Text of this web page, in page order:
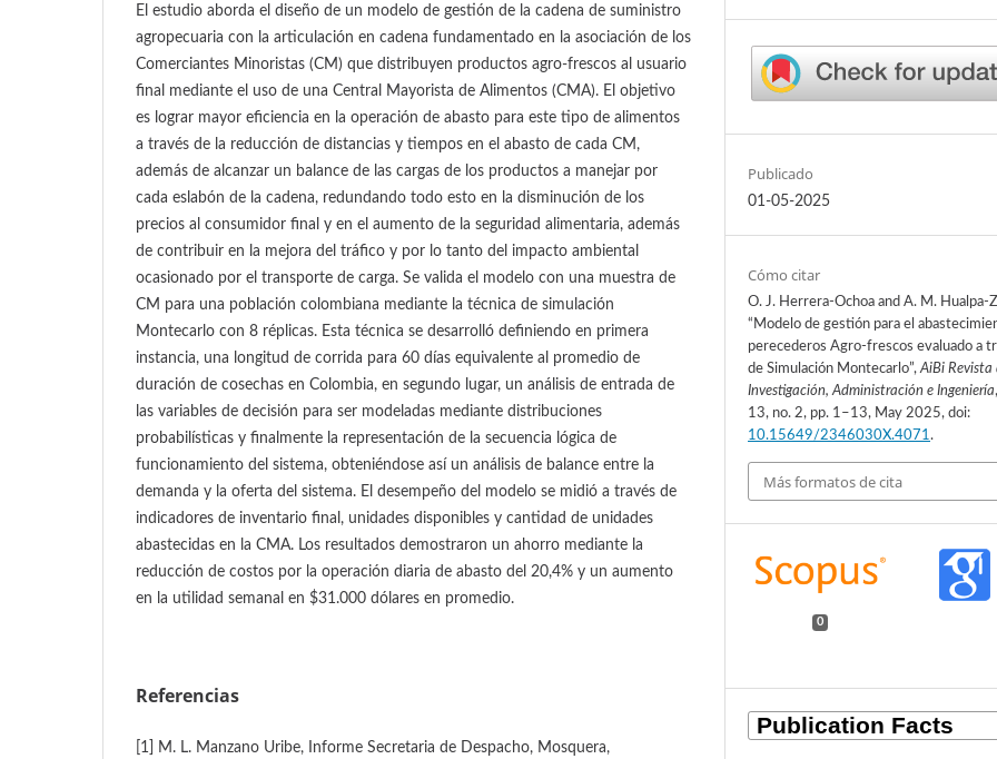
El estudio aborda el diseño de un modelo de gestión de la cadena de suministro
agropecuaria con la articulación en cadena fundamentado en la asociación de los
Comerciantes Minoristas (CM) que distribuyen productos agro-frescos al usuario
final mediante el uso de una Central Mayorista de Alimentos (CMA). El objetivo
es lograr mayor eficiencia en la operación de abasto para este tipo de alimentos
a través de la reducción de distancias y tiempos en el abasto de cada CM,
además de alcanzar un balance de las cargas de los productos a manejar por
cada eslabón de la cadena, redundando todo esto en la disminución de los
precios al consumidor final y en el aumento de la seguridad alimentaria, además
de contribuir en la mejora del tráfico y por lo tanto del impacto ambiental
ocasionado por el transporte de carga. Se valida el modelo con una muestra de
CM para una población colombiana mediante la técnica de simulación
Montecarlo con 8 réplicas. Esta técnica se desarrolló definiendo en primera
instancia, una longitud de corrida para 60 días equivalente al promedio de
duración de cosechas en Colombia, en segundo lugar, un análisis de entrada de
las variables de decisión para ser modeladas mediante distribuciones
probabilísticas y finalmente la representación de la secuencia lógica de
funcionamiento del sistema, obteniéndose así un análisis de balance entre la
demanda y la oferta del sistema. El desempeño del modelo se midió a través de
indicadores de inventario final, unidades disponibles y cantidad de unidades
abastecidas en la CMA. Los resultados demostraron un ahorro mediante la
reducción de costos por la operación diaria de abasto del 20,4% y un aumento
en la utilidad semanal en $31.000 dólares en promedio.
Referencias
[1] M. L. Manzano Uribe, Informe Secretaria de Despacho, Mosquera,
Publicado
01-05-2025
Cómo citar
O. J. Herrera-Ochoa and A. M. Hualpa-
“Modelo de gestión para el
perecederos Agro-frescos evaluado a
de Simulación Montecarlo”,AiBi Revista
Investigación, Administración e Ingeniería
13, no. 2, pp. 1–13, May 2025, doi:
10.15649/2346030X.4071.
Más formatos de cita
0